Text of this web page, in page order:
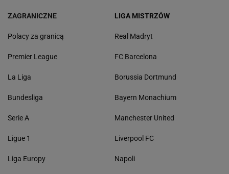
ZAGRANICZNE
Polacy za granicą
Premier League
La Liga
Bundesliga
Serie A
Ligue 1
Liga Europy
LIGA MISTRZÓW
Real Madryt
FC Barcelona
Borussia Dortmund
Bayern Monachium
Manchester United
Liverpool FC
Napoli